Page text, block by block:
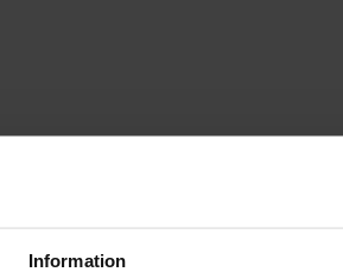
Information